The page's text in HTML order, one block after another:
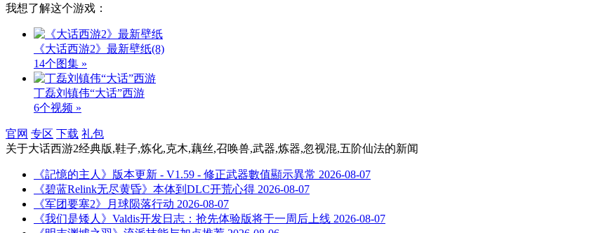
我想了解这个游戏：
《大话西游2》最新壁纸(8)
14个图集 »
丁磊刘镇伟“大话”西游
6个视频 »
官网 专区 下载 礼包
关于大话西游2经典版,鞋子,炼化,克木,藕丝,召唤兽,武器,炼器,忽视混,五阶仙法的新闻
《記憶的主人》版本更新 - V1.59 - 修正武器數值顯示異常 2026-08-07
《碧蓝Relink无尽黄昏》本体到DLC开荒心得 2026-08-07
《军团要塞2》月球陨落行动 2026-08-07
《我们是矮人》Valdis开发日志：抢先体验版将于一周后上线 2026-08-07